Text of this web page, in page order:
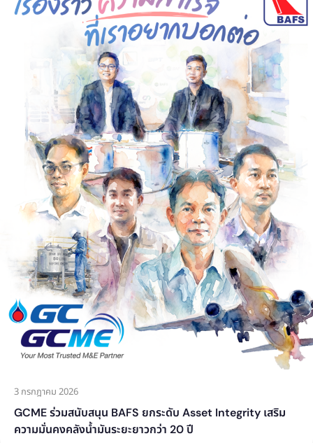
3 กรกฎาคม 2026
GCME ร่วมสนับสนุน BAFS ยกระดับ Asset Integrity เสริม
ความมั่นคงคลังน้ำมันระยะยาวกว่า 20 ปี